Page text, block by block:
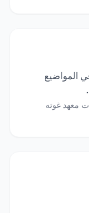
المواضيع
معهد غوته